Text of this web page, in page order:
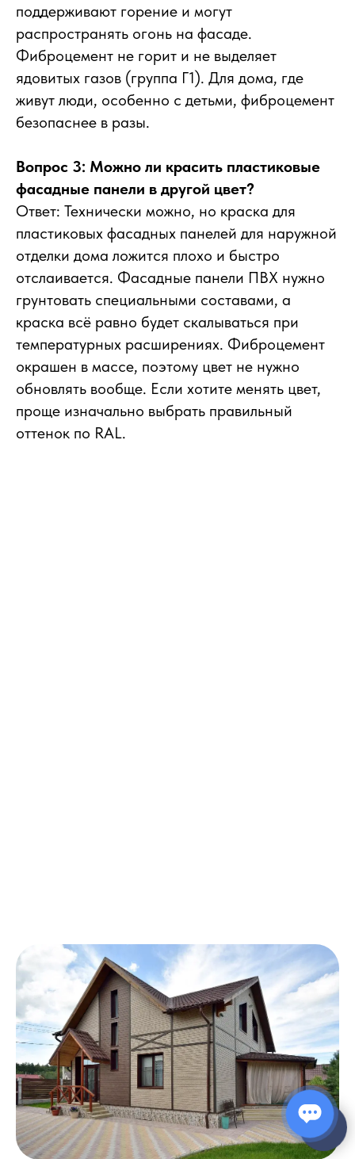
поддерживают горение и могут
распространять огонь на фасаде.
Фиброцемент не горит и не выделяет
ядовитых газов (группа Г1). Для дома, где
живут люди, особенно с детьми, фиброцемент
безопаснее в разы.
Вопрос 3: Можно ли красить пластиковые
фасадные панели в другой цвет?
Ответ: Технически можно, но краска для
пластиковых фасадных панелей для наружной
отделки дома ложится плохо и быстро
отслаивается. Фасадные панели ПВХ нужно
грунтовать специальными составами, а
краска всё равно будет скалываться при
температурных расширениях. Фиброцемент
окрашен в массе, поэтому цвет не нужно
обновлять вообще. Если хотите менять цвет,
проще изначально выбрать правильный
оттенок по RAL.